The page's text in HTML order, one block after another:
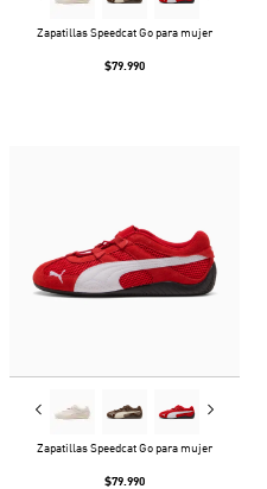
Zapatillas Speedcat Go para mujer
$79.990
Zapatillas Speedcat Go para mujer
$79.990